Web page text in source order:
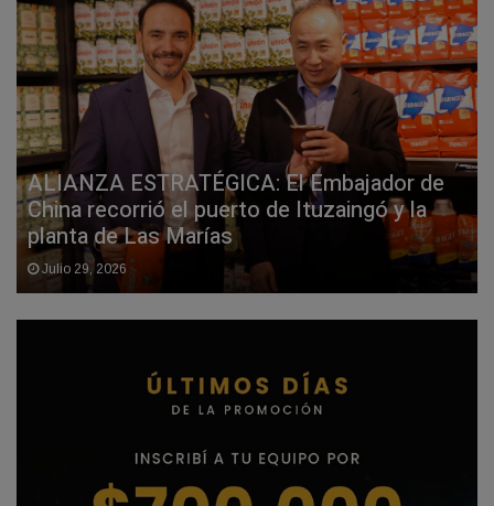
ALIANZA ESTRATÉGICA: El Embajador de
China recorrió el puerto de Ituzaingó y la
planta de Las Marías
Julio 29, 2026